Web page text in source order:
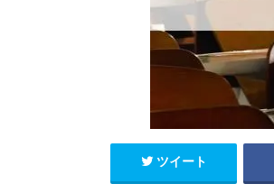
ツイート